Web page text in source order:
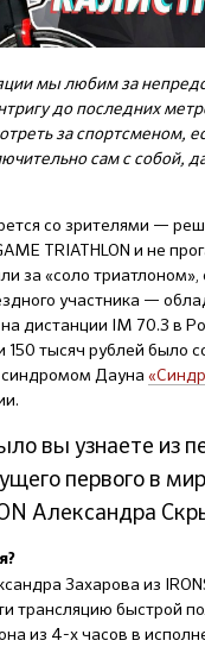
мы любим за
до последних
за спортсменом,
сам с собой,
со зрителями —
TRIATHLON и не
за «соло
участника —
дистанции IM 70.3 в
150 тысяч рублей было
Дауна
вы узнаете из
первого в
Александра
Захарова из
трансляцию быстрой
из 4-х часов в